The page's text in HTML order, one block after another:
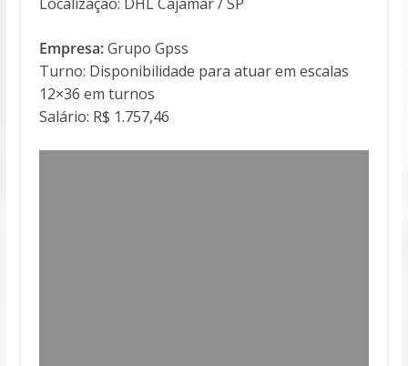
Empresa:Grupo Gpss
Turno: Disponibilidade para atuar em escalas
12×36 em turnos
Salário: R$ 1.757,46